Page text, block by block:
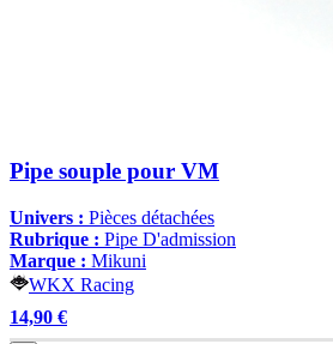
Pipe souple pour VM
Univers : Pièces détachées
Rubrique : Pipe D'admission
Marque : Mikuni
WKX Racing
14,90 €